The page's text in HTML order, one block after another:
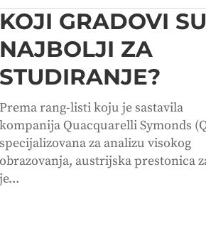
KOJI GRADOVI SU
NAJBOLJI ZA
STUDIRANJE?
Prema rang-listi koju je sastavila
kompanija Quacquarelli Symonds
specijalizovana za analizu visokog
obrazovanja, austrijska prestonica
je...